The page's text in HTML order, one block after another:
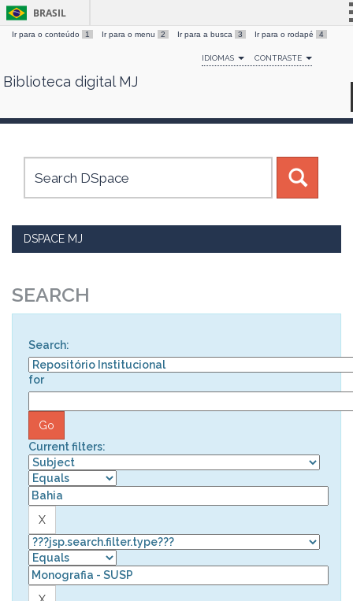
Skip
BRASIL
Simplifique!
Comunica BR
Canais
Ir para o conteúdo 1 Ir para o menu 2 Ir para a busca 3 Ir para o rodapé 4
IDIOMAS CONTRASTE
Biblioteca digital MJ
DSPACE MJ
SEARCH
Search:
for
Current filters: